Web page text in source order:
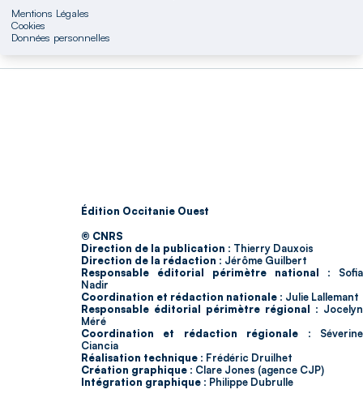
Mentions Légales
Cookies
Données personnelles
Édition Occitanie Ouest
© CNRS
Direction de la publication : Thierry Dauxois
Direction de la rédaction : Jérôme Guilbert
Responsable éditorial périmètre national : Sofia
Nadir
Coordination et rédaction nationale : Julie Lallemant
Responsable éditorial périmètre régional : Jocelyn
Méré
Coordination et rédaction régionale : Séverine
Ciancia
Réalisation technique : Frédéric Druilhet
Création graphique : Clare Jones (agence CJP)
Intégration graphique : Philippe Dubrulle